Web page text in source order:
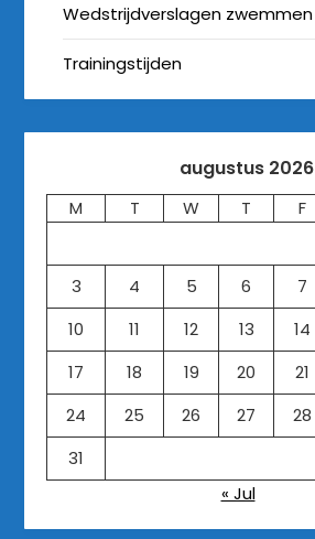
Wedstrijdverslagen zwemmen
Trainingstijden
augustus 2026
M T W T F
3
4 5 6 7
10
11 12 13 14
17
18 19 20 21
24
25 26 27 28
31
« Jul